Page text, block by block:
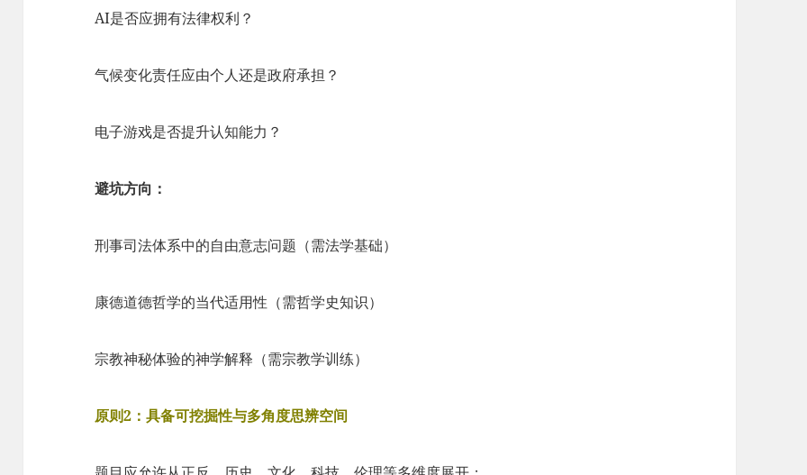
AI是否应拥有法律权利？
气候变化责任应由个人还是政府承担？
电子游戏是否提升认知能力？
避坑方向：
刑事司法体系中的自由意志问题（需法学基础）
康德道德哲学的当代适用性（需哲学史知识）
宗教神秘体验的神学解释（需宗教学训练）
原则2：具备可挖掘性与多角度思辨空间